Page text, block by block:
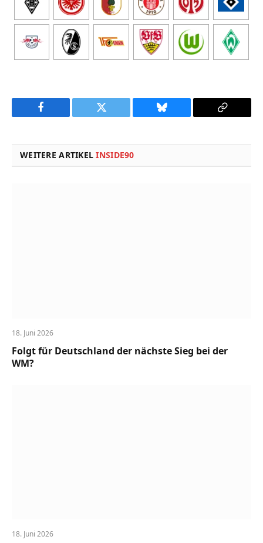
Facebook Twitter Bluesky
Copy
WEITERE ARTIKELINSIDE90
18. Juni 2026
Folgt für Deutschland der nächste Sieg bei der
WM?
18. Juni 2026